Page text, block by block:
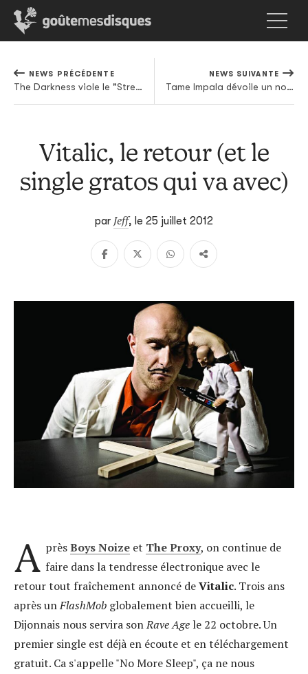
NEWS PRÉCÉDENTE
The Darkness viole le "Street Spirit (Fade Out)" de Radiohead
NEWS SUIVANTE
Tame Impala dévoile un nouvel extrait de Lonerism
Vitalic, le retour (et le
single gratos qui va avec)
par Jeff, le 25 juillet 2012
A prèsBoys Noizeet The Proxy, on continue de
faire dans la tendresse électronique avec le
retour tout fraîchement annoncé deVitalic. Trois ans
après unFlashMob globalement bien accueilli, le
Dijonnais nous servira sonRave Age le 22 octobre. Un
premier single est déjà en écoute et en téléchargement
gratuit. Ca s'appelle "No More Sleep", ça ne nous